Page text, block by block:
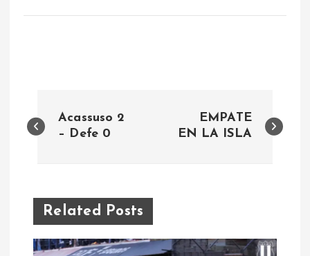
a
e
g
Acassuso 2
– Defe 0
EMPATE
EN LA ISLA
Related Posts